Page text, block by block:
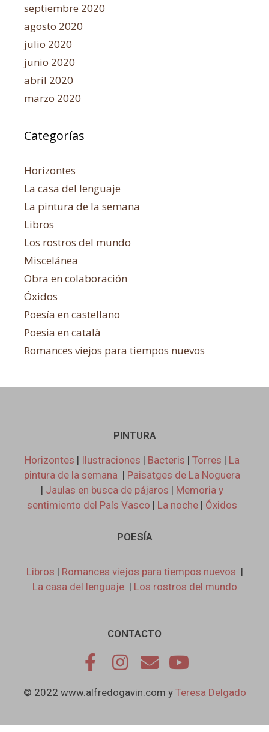
septiembre 2020
agosto 2020
julio 2020
junio 2020
abril 2020
marzo 2020
Categorías
Horizontes
La casa del lenguaje
La pintura de la semana
Libros
Los rostros del mundo
Miscelánea
Obra en colaboración
Óxidos
Poesía en castellano
Poesia en català
Romances viejos para tiempos nuevos
PINTURA
Horizontes | Ilustraciones | Bacteris | Torres | La
pintura de la semana | Paisatges de La Noguera
| Jaulas en busca de pájaros | Memoria y
sentimiento del País Vasco | La noche| Óxidos
POESÍA
Libros | Romances viejos para tiempos nuevos |
La casa del lenguaje| Los rostros del mundo
CONTACTO
© 2022 www.alfredogavin.com y Teresa Delgado